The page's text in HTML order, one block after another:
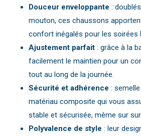
Douceur enveloppante :
mouton, ces chaussons
confort inégalés pour les soirées
Ajustement parfait: grâce à la
facilement le maintien pour un
tout au long de la journée.
Sécurité et adhérence :
matériau composite qui vous
stable et sécurisée, même sur
Polyvalence de style : leur